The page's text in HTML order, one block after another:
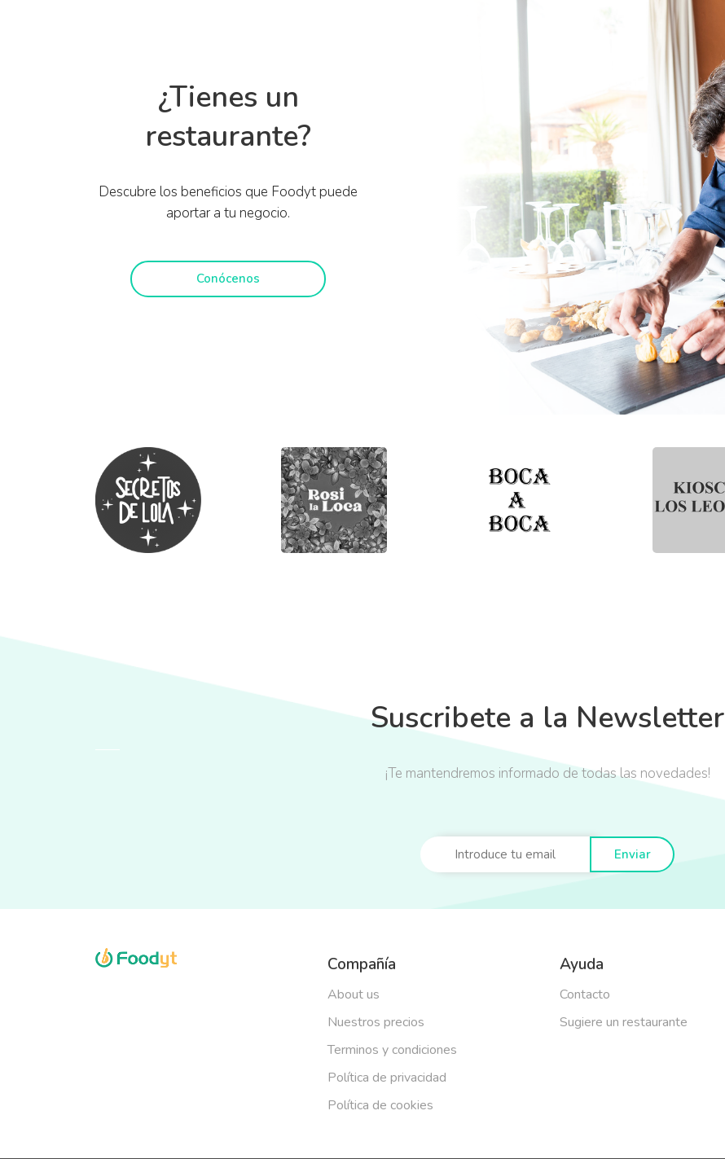
¿Tienes un
restaurante?
Descubre los beneficios que Foodyt puede
aportar a tu negocio.
Conócenos
Suscribete a la Newsletter
¡Te mantendremos informado de todas las novedades!
Enviar
Compañía
About us
Nuestros precios
Terminos y condiciones
Política de privacidad
Política de cookies
Ayuda
Contacto
Sugiere un restaurante